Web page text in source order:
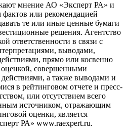
мнение АО «Эксперт РА» и
фактов или рекомендацией
те или иные ценные бумаги
решения. Агентство
ответственности в связи с
выводами,
прямо или косвенно
совершенными
а также выводами и
в рейтинговом отчете и пресс-
или отсутствием всего
источником, отражающим
оценки, является
РА» www.raexpert.ru.